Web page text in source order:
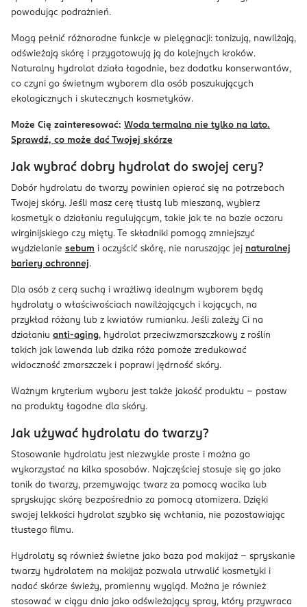
powodując podrażnień.
Mogą pełnić różnorodne funkcje w pielęgnacji: tonizują, nawilżają,
odświeżają skórę i przygotowują ją do kolejnych kroków.
Naturalny hydrolat działa łagodnie, bez dodatku konserwantów,
co czyni go świetnym wyborem dla osób poszukujących
ekologicznych i skutecznych kosmetyków.
Może Cię zainteresować: Woda termalna nie tylko na lato.
Sprawdź, co może dać Twojej skórze
Jak wybrać dobry hydrolat do swojej cery?
Dobór hydrolatu do twarzy powinien opierać się na potrzebach
Twojej skóry. Jeśli masz cerę tłustą lub mieszaną, wybierz
kosmetyk o działaniu regulującym, takie jak te na bazie oczaru
wirginijskiego czy mięty. Te składniki pomogą zmniejszyć
wydzielanie sebum i oczyścić skórę, nie naruszając jej naturalnej
bariery ochronnej.
Dla osób z cerą suchą i wrażliwą idealnym wyborem będą
hydrolaty o właściwościach nawilżających i kojących, na
przykład różany lub z kwiatów rumianku. Jeśli zależy Ci na
działaniu anti-aging, hydrolat przeciwzmarszczkowy z roślin
takich jak lawenda lub dzika róża pomoże zredukować
widoczność zmarszczek i poprawi jędrność skóry.
Ważnym kryterium wyboru jest także jakość produktu – postaw
na produkty łagodne dla skóry.
Jak używać hydrolatu do twarzy?
Stosowanie hydrolatu jest niezwykle proste i można go
wykorzystać na kilka sposobów. Najczęściej stosuje się go jako
tonik do twarzy, przemywając twarz za pomocą wacika lub
spryskując skórę bezpośrednio za pomocą atomizera. Dzięki
swojej lekkości hydrolat szybko się wchłania, nie pozostawiając
tłustego filmu.
Hydrolaty są również świetne jako baza pod makijaż – spryskanie
twarzy hydrolatem na makijaż pozwala utrwalić kosmetyki i
nadać skórze świeży, promienny wygląd. Można je również
stosować w ciągu dnia jako odświeżający spray, który przywraca